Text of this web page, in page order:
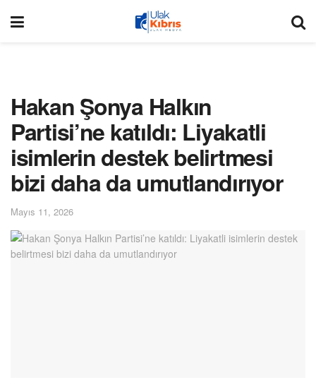
Hakan Şonya Halkın
Partisi’ne katıldı: Liyakatli
isimlerin destek belirtmesi
bizi daha da umutlandırıyor
Mayıs 11, 2026